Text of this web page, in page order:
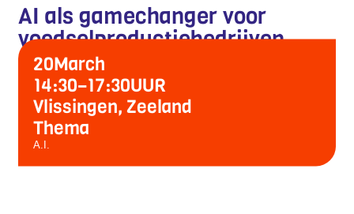
AI als gamechanger voor
voedselproductiebedrijven
20March
14:30–17:30UUR
Vlissingen, Zeeland
Thema
A.I.